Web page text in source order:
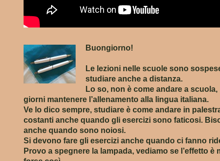
Buongiorno!
Le lezioni nelle scuole sono
studiare anche a distanza.
Lo so, non è come andare a
giorni mantenere l’allenamento alla lingua italiana.
Ve lo dico sempre, studiare è come andare in
costanti anche quando gli esercizi sono faticosi.
anche quando sono noiosi.
Si devono fare gli esercizi anche quando ci fanno
Provo a spegnere la lampada, vediamo se l’effetto